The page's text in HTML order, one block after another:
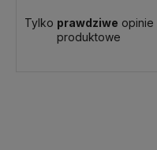
Tylko prawdziwe opinie
produktowe